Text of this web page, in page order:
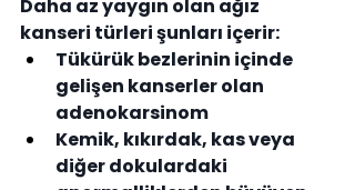
Daha az yaygın olan ağız
kanseri türleri şunları içerir:
Tükürük bezlerinin içinde
gelişen kanserler olan
adenokarsinom
Kemik, kıkırdak, kas veya
diğer dokulardaki